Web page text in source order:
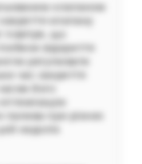
клапаном
клапану
що
відкриття
регулювати
час закриття
його
палива при різних
недолік